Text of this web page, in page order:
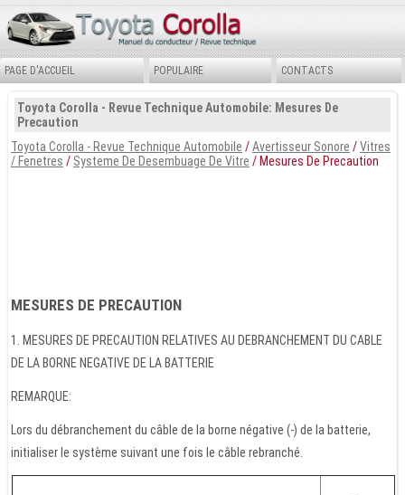
PAGE D'ACCUEIL POPULAIRE CONTACTS
Toyota Corolla - Revue Technique Automobile: Mesures De
Precaution
Toyota Corolla - Revue Technique Automobile /Avertisseur Sonore /Vitres
/ Fenetres / Systeme De Desembuage De Vitre / Mesures De Precaution
MESURES DE PRECAUTION
1. MESURES DE PRECAUTION RELATIVES AU DEBRANCHEMENT DU CABLE
DE LA BORNE NEGATIVE DE LA BATTERIE
REMARQUE:
Lors du débranchement du câble de la borne négative (-) de la batterie,
initialiser le système suivant une fois le câble rebranché.